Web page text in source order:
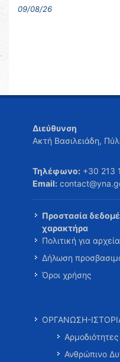
09/08/26
Διεύθυνση
Ακτή Βασιλειάδη,
Τηλέφωνο: +30 213
Email:
Προστασία
χαρακτήρα
Πολιτική για
Δήλωση
Όροι χρήσης
ΟΡΓΑΝΩΣΗ-
Αρμοδιότητες
Ανθρώπινο